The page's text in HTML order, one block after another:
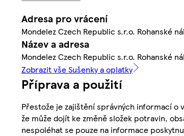
Adresa pro vrácení
Mondelez Czech Republic s.r.o. Rohanské
Název a adresa
Mondelez Czech Republic s.r.o. Rohanské
Zobrazit vše Sušenky a oplatky
Příprava a použití
Přestože je zajištění správných informací
že může dojít ke změně složek potravin,
nespoléhat se pouze na informace